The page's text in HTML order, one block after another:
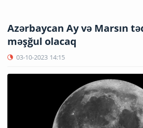
Azərbaycan Ay və Marsın
məşğul olacaq
03-10-2023 14:15